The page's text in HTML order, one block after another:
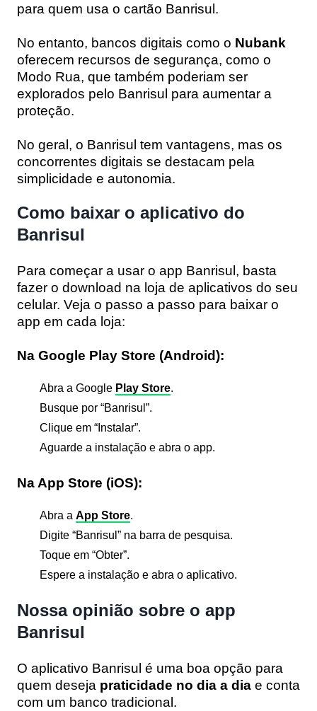
para quem usa o cartão Banrisul.
No entanto, bancos digitais como o Nubank
oferecem recursos de segurança, como o
Modo Rua, que também poderiam ser
explorados pelo Banrisul para aumentar a
proteção.
No geral, o Banrisul tem vantagens, mas os
concorrentes digitais se destacam pela
simplicidade e autonomia.
Como baixar o aplicativo do
Banrisul
Para começar a usar o app Banrisul, basta
fazer o download na loja de aplicativos do seu
celular. Veja o passo a passo para baixar o
app em cada loja:
Na Google Play Store (Android):
Abra a Google Play Store.
Busque por “Banrisul”.
Clique em “Instalar”.
Aguarde a instalação e abra o app.
Na App Store (iOS):
Abra a App Store.
Digite “Banrisul” na barra de pesquisa.
Toque em “Obter”.
Espere a instalação e abra o aplicativo.
Nossa opinião sobre o app
Banrisul
O aplicativo Banrisul é uma boa opção para
quem deseja praticidade no dia a dia e conta
com um banco tradicional.